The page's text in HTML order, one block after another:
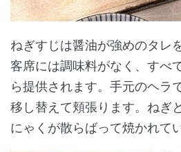
ねぎすじは醤油が強めのタレ
客席には調味料がなく、すべ
ら提供されます。手元のヘラ
移し替えて頬張ります。ねぎ
にゃくが散らばって焼かれて